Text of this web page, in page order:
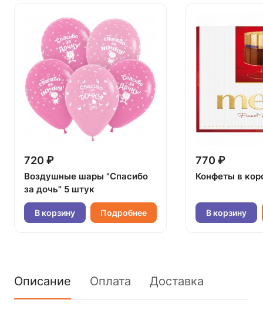
720 ₽
Воздушные шары "Спасибо
за дочь" 5 штук
В корзину Подробнее
770 ₽
Конфеты в
В корзину
Описание Оплата Доставка